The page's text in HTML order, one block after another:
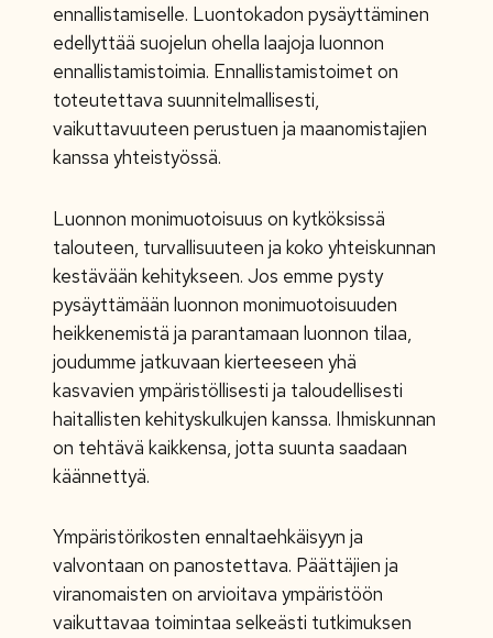
ennallistamiselle. Luontokadon pysäyttäminen
edellyttää suojelun ohella laajoja luonnon
ennallistamistoimia. Ennallistamistoimet on
toteutettava suunnitelmallisesti,
vaikuttavuuteen perustuen ja maanomistajien
kanssa yhteistyössä.
Luonnon monimuotoisuus on kytköksissä
talouteen, turvallisuuteen ja koko yhteiskunnan
kestävään kehitykseen. Jos emme pysty
pysäyttämään luonnon monimuotoisuuden
heikkenemistä ja parantamaan luonnon tilaa,
joudumme jatkuvaan kierteeseen yhä
kasvavien ympäristöllisesti ja taloudellisesti
haitallisten kehityskulkujen kanssa. Ihmiskunnan
on tehtävä kaikkensa, jotta suunta saadaan
käännettyä.
Ympäristörikosten ennaltaehkäisyyn ja
valvontaan on panostettava. Päättäjien ja
viranomaisten on arvioitava ympäristöön
vaikuttavaa toimintaa selkeästi tutkimuksen